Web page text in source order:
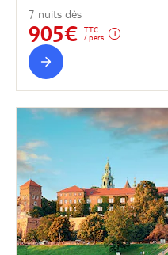
7 nuits dès
905€
TTC
/ pers.